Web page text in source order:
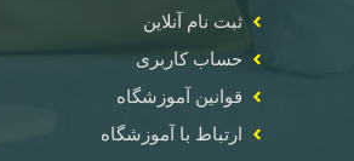
ثبت نام آنلاین
حساب کاربری
قوانین آموزشگاه
ارتباط با آموزشگاه